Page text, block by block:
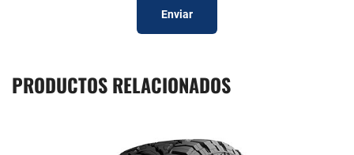
Enviar
PRODUCTOS RELACIONADOS